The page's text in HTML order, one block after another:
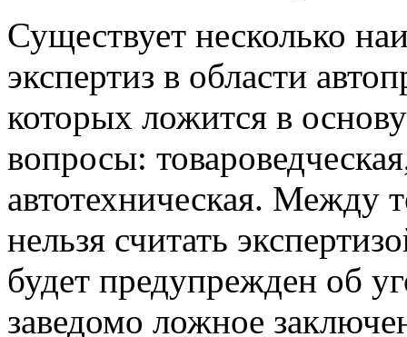
Существует несколько
экспертиз в области
которых ложится в
вопросы:
автотехническая. Между
нельзя считать
будет предупрежден об
заведомо ложное